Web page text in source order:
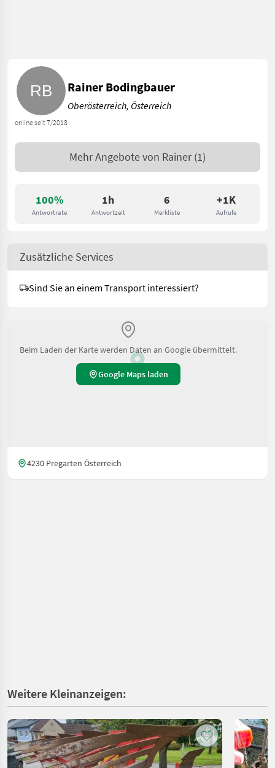
100%
Antwortrate
1h
Antwortzeit
6
Merkliste
+1K
Aufrufe
online seit 7/2018
Rainer Bodingbauer
Oberösterreich, Österreich
Mehr Angebote von Rainer (1)
Zusätzliche Services
Sind Sie an einem Transport interessiert?
Beim Laden der Karte werden Daten an Google übermittelt.
Google Maps laden
4230 Pregarten Österreich
Weitere Kleinanzeigen: